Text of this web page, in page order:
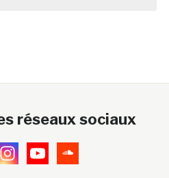
réseaux sociaux